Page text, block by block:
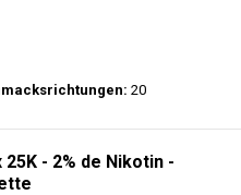
20
25K - 2% de Nikotin -